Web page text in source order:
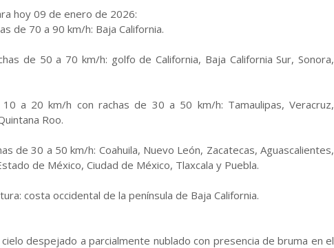
hoy 09 de enero de 2026:
de 70 a 90 km/h: Baja California.
de 50 a 70 km/h: golfo de California, Baja California Sur, Sonora,
a 20 km/h con rachas de 30 a 50 km/h: Tamaulipas, Veracruz,
Roo.
de 30 a 50 km/h: Coahuila, Nuevo León, Zacatecas, Aguascalientes,
de México, Ciudad de México, Tlaxcala y Puebla.
costa occidental de la península de Baja California.
despejado a parcialmente nublado con presencia de bruma en el